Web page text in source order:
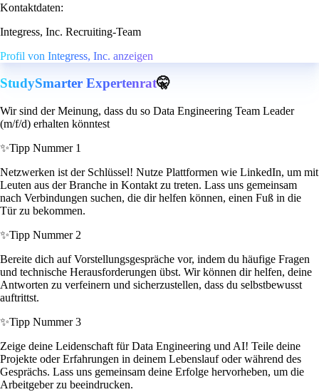
Kontaktdaten:
Integress, Inc. Recruiting-Team
Profil von Integress, Inc. anzeigen
StudySmarter Expertenrat🤫
Wir sind der Meinung, dass du so Data Engineering Team Leader
(m/f/d) erhalten könntest
✨Tipp Nummer 1
Netzwerken ist der Schlüssel! Nutze Plattformen wie LinkedIn, um mit
Leuten aus der Branche in Kontakt zu treten. Lass uns gemeinsam
nach Verbindungen suchen, die dir helfen können, einen Fuß in die
Tür zu bekommen.
✨Tipp Nummer 2
Bereite dich auf Vorstellungsgespräche vor, indem du häufige Fragen
und technische Herausforderungen übst. Wir können dir helfen, deine
Antworten zu verfeinern und sicherzustellen, dass du selbstbewusst
auftrittst.
✨Tipp Nummer 3
Zeige deine Leidenschaft für Data Engineering und AI! Teile deine
Projekte oder Erfahrungen in deinem Lebenslauf oder während des
Gesprächs. Lass uns gemeinsam deine Erfolge hervorheben, um die
Arbeitgeber zu beeindrucken.